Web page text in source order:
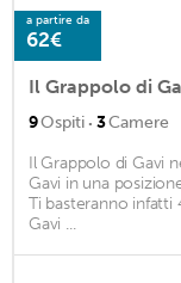
a partire da
62€
Il Grappolo di
9Ospiti · 3Camere
Il Grappolo di Gavi
Gavi in una
Ti basteranno infatti
Gavi ...